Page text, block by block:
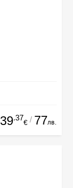
39.37
€ / 77лв.